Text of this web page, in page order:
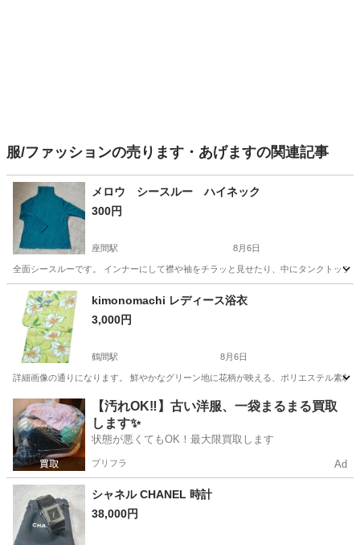
服/ファッションの売ります・あげますの関連記事
メロウ シースルー ハイネック
300円
座間駅 8月6日
全面シースルーです。 インナーにして襟や袖をチラッと見せたり、中にタンクトッ
神奈川 座間市 服/ファッション レース
kimonomachi レディース浴衣
3,000円
鶴間駅 8月6日
詳細画像の通りになります。 鮮やかなグリーン地に花柄が映える、ポリエステル素
神奈川 大和市 鶴間駅 着物
【汚れOK‼️】古い洋服、一袋まるまる買取
します✨
状態が悪くてもOK！最大限買取します
プリフラ Ad
シャネル CHANEL 時計
38,000円